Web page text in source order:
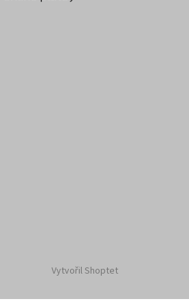
Vytvořil Shoptet